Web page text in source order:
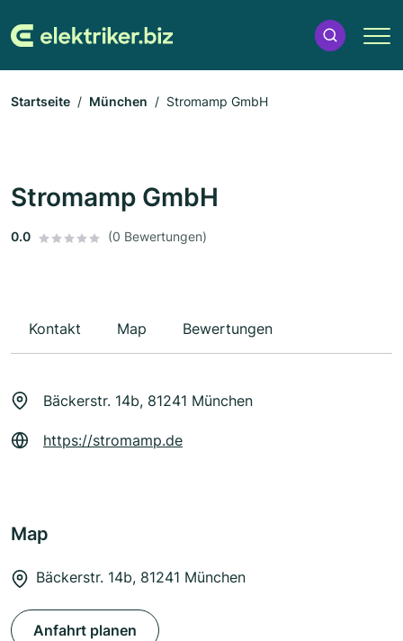
Startseite München Stromamp GmbH
Stromamp GmbH
0.0 (0 Bewertungen)
Kontakt Map Bewertungen
Bäckerstr. 14b, 81241 München
https://stromamp.de
Map
Bäckerstr. 14b, 81241 München
Anfahrt planen